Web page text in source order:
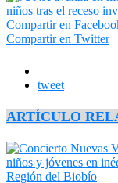
Compartir en
Compartir en Twitter
tweet
ARTÍCULO